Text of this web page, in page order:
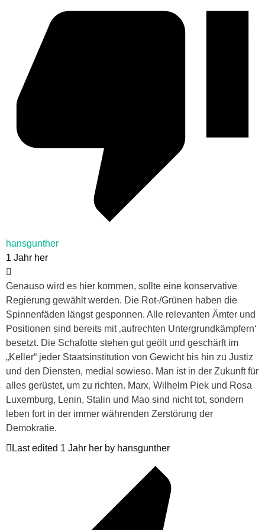
hansgunther
1 Jahr her
Genauso wird es hier kommen, sollte eine konservative
Regierung gewählt werden. Die Rot-/Grünen haben die
Spinnenfäden längst gesponnen. Alle relevanten Ämter und
Positionen sind bereits mit ‚aufrechten Untergrundkämpfern‘
besetzt. Die Schafotte stehen gut geölt und geschärft im
„Keller“ jeder Staatsinstitution von Gewicht bis hin zu Justiz
und den Diensten, medial sowieso. Man ist in der Zukunft für
alles gerüstet, um zu richten. Marx, Wilhelm Piek und Rosa
Luxemburg, Lenin, Stalin und Mao sind nicht tot, sondern
leben fort in der immer währenden Zerstörung der
Demokratie.
Last edited 1 Jahr her by hansgunther